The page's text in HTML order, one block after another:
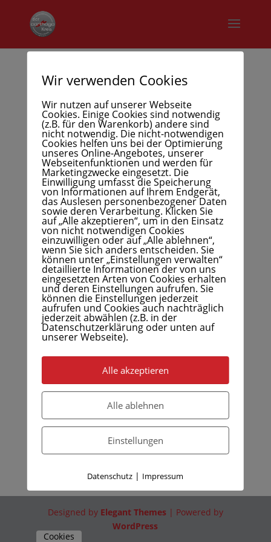
008-R-17-10-23-13-43-17
Designed by Elegant Themes| Powered by
WordPress
Cookies
Wir verwenden Cookies
Wir nutzen auf unserer Webseite
Cookies. Einige Cookies sind notwendig
(z.B. für den Warenkorb) andere sind
nicht notwendig. Die nicht-notwendigen
Cookies helfen uns bei der Optimierung
unseres Online-Angebotes, unserer
Webseitenfunktionen und werden für
Marketingzwecke eingesetzt. Die
Einwilligung umfasst die Speicherung
von Informationen auf Ihrem Endgerät,
das Auslesen personenbezogener Daten
sowie deren Verarbeitung. Klicken Sie
auf „Alle akzeptieren“, um in den Einsatz
von nicht notwendigen Cookies
einzuwilligen oder auf „Alle ablehnen“,
wenn Sie sich anders entscheiden. Sie
können unter „Einstellungen verwalten“
detaillierte Informationen der von uns
eingesetzten Arten von Cookies erhalten
und deren Einstellungen aufrufen. Sie
können die Einstellungen jederzeit
aufrufen und Cookies auch nachträglich
jederzeit abwählen (z.B. in der
Datenschutzerklärung oder unten auf
unserer Webseite).
Alle akzeptieren
Alle ablehnen
Einstellungen
Datenschutz | Impressum